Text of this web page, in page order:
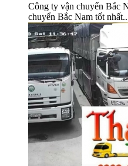
Công ty vận chuyển Bắc
chuyển Bắc Nam tốt